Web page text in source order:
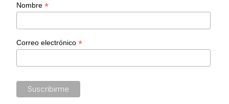
Nombre*
Correo electrónico*